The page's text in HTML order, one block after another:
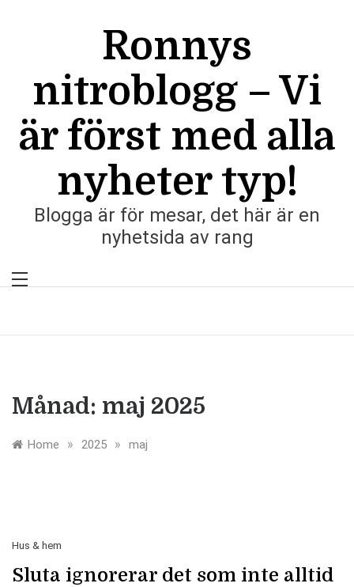
Ronnys
nitroblogg – Vi
är först med alla
nyheter typ!
Blogga är för mesar, det här är en
nyhetsida av rang
Månad: maj 2025
Home » 2025 » maj
Hus & hem
Sluta ignorerar det som inte alltid